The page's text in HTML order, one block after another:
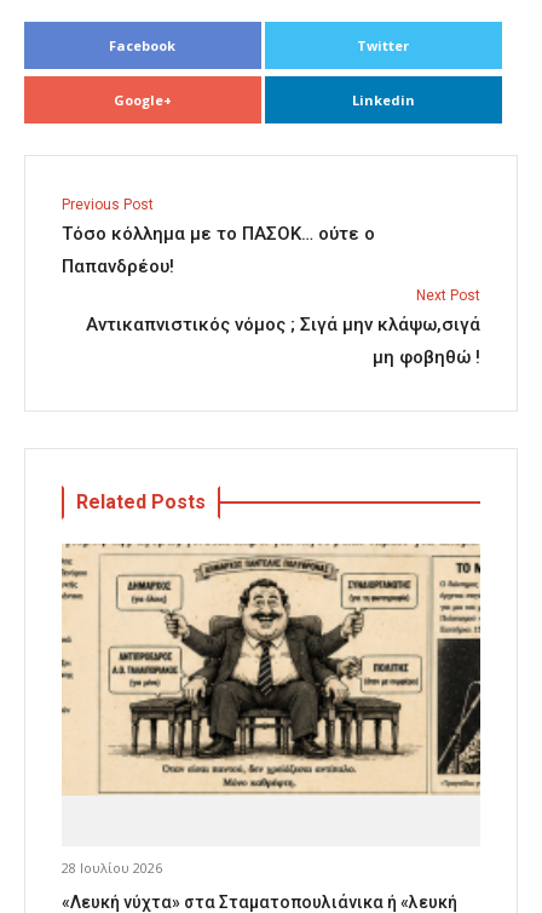
Facebook Twitter
Google+ Linkedin
Previous Post
Τόσο κόλλημα με το ΠΑΣΟΚ… ούτε ο
Παπανδρέου!
Next Post
Αντικαπνιστικός νόμος ; Σιγά μην κλάψω,σιγά
μη φοβηθώ !
Related Posts
28 Ιουλίου 2026
«Λευκή νύχτα» στα Σταματοπουλιάνικα ή «λευκή